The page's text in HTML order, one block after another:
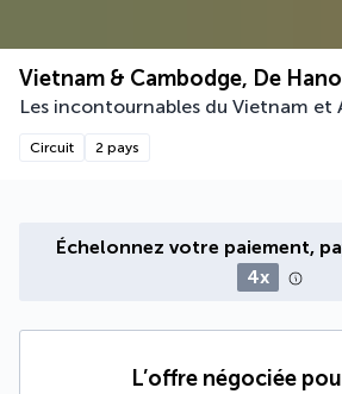
Vietnam & Cambodge, De
Les incontournables du Vietnam et
Circuit 2 pays
Échelonnez votre paiement,
4x
L’offre négociée